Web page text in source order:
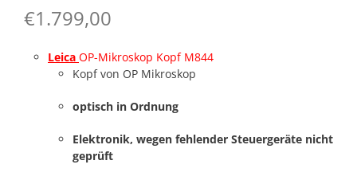
€1.799,00
Leica OP-Mikroskop Kopf M844
Kopf von OP Mikroskop
optisch in Ordnung
Elektronik, wegen fehlender Steuergeräte nicht
geprüft